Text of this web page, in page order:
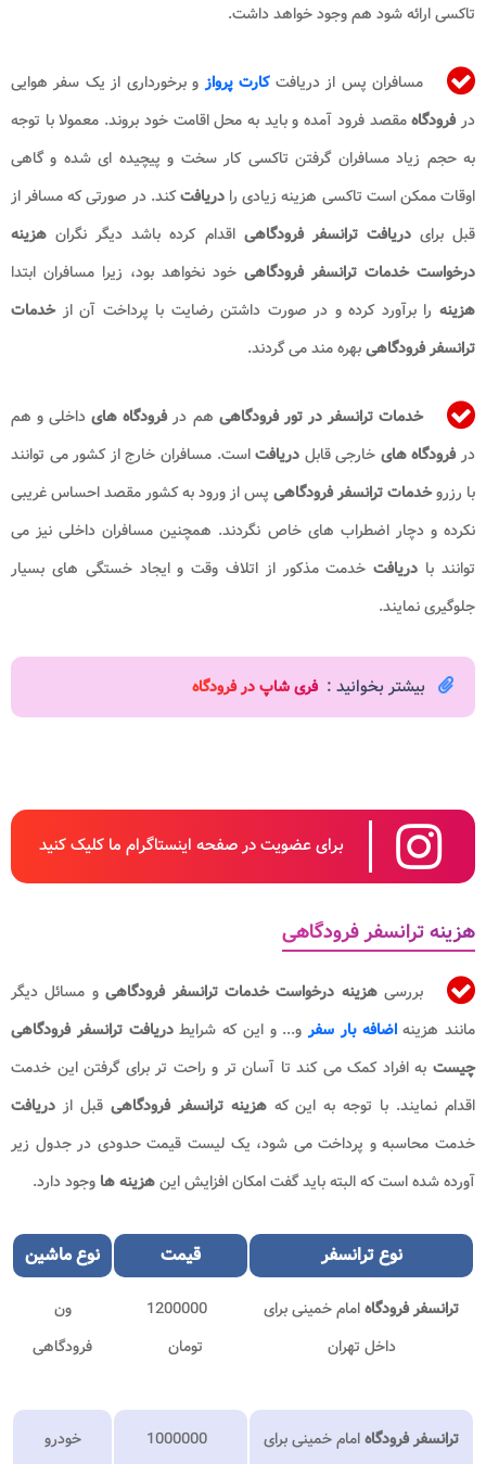
تاکسی ارائه شود هم وجود خواهد داشت.
مسافران پس از دریافتکارت پروازو برخورداری از یک سفر هوایی
درفرودگاهمقصد فرود آمده و باید به محل اقامت خود بروند. معمولا با توجه
به حجم زیاد مسافران گرفتن تاکسی کار سخت و پیچیده ای شده و گاهی
اوقات ممکن است تاکسی هزینه زیادی را دریافتکند. در صورتی که مسافر از
قبل برای دریافت ترانسفر فرودگاهی اقدام کرده باشد دیگر نگران هزینه
درخواست خدمات​ ترانسفر فرودگاهی خود نخواهد بود، زیرا مسافران ابتدا
هزینه را برآورد کرده و در صورت داشتن رضایت با پرداخت آن ازخدمات
ترانسفر فرودگاهیبهره مند می گردند.
خدمات ترانسفر در تور فرودگاهی هم درفرودگاه هایداخلی و هم
درفرودگاه های خارجی قابل دریافتاست. مسافران خارج از کشور می توانند
با رزروخدمات ترانسفر فرودگاهی پس از ورود به کشور مقصد احساس غریبی
نکرده و دچار اضطراب های خاص نگردند. همچنین مسافران داخلی نیز می
توانند با دریافتخدمت مذکور از اتلاف وقت و ایجاد خستگی های بسیار
جلوگیری نمایند.
بیشتر بخوانید : فری شاپ در فرودگاه
برای عضویت در صفحه اینستاگرام ما کلیک کنید
هزینه ترانسفر فرودگاهی
بررسیهزینه درخواست خدمات​ ترانسفر فرودگاهیو مسائل دیگر
مانند هزینهاضافه بار سفرو... و این که شرایطدریافت ترانسفر فرودگاهی
چیست به افراد کمک می کند تا آسان تر و راحت تر برای گرفتن این خدمت
اقدام نمایند. با توجه به این کههزینه ترانسفر فرودگاهی قبل از دریافت
خدمت محاسبه و پرداخت می شود، یک لیست قیمت حدودی در جدول زیر
آورده شده است که البته باید گفت امکان افزایش اینهزینه ها وجود دارد.
نوعترانسفر قیمت نوع ماشین
ترانسفر فرودگاهامام خمینی برای
داخل تهران
تومان
ون
فرودگاهی
ترانسفر فرودگاهامام خمینی برای خودرو